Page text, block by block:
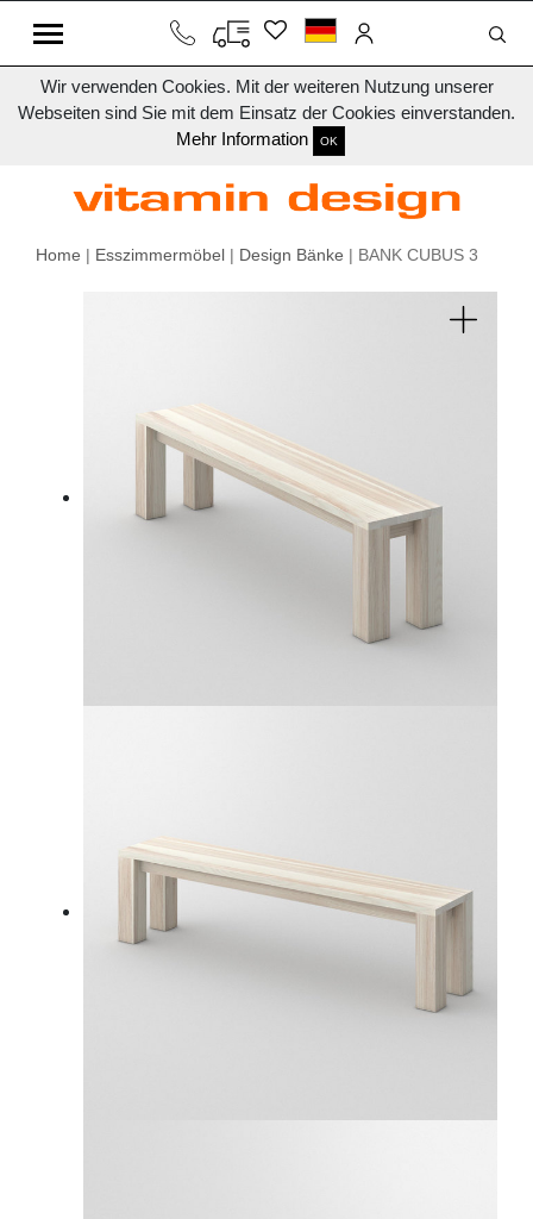
Wir verwenden Cookies. Mit der weiteren Nutzung unserer
Webseiten sind Sie mit dem Einsatz der Cookies einverstanden.
Mehr Information
OK
Home | Esszimmermöbel | Design Bänke | BANK CUBUS 3